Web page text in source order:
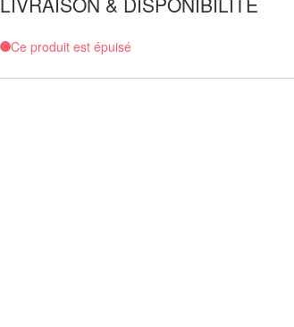
Ce produit est épuisé